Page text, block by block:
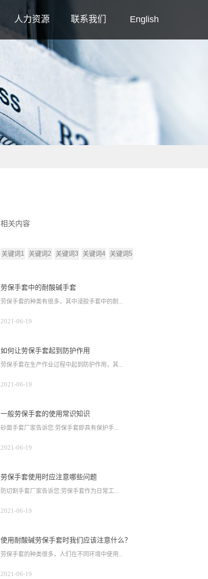
人力资源 联系我们 English
相关内容
关键词1 关键词2 关键词3 关键词4 关键词5
劳保手套中的耐酸碱手套
劳保手套的种类有很多，其中浸胶手套中的耐...
2021-06-19
如何让劳保手套起到防护作用
劳保手套在生产作业过程中起到防护作用，其...
2021-06-19
一般劳保手套的使用常识知识
砂面手套厂家告诉您:劳保手套即具有保护手...
2021-06-19
劳保手套使用时应注意哪些问题
防切割手套厂家告诉您:劳保手套作为日常工...
2021-06-19
使用耐酸碱劳保手套时我们应该注意什么？
劳保手套的种类很多，人们在不同环境中使用...
2021-06-19